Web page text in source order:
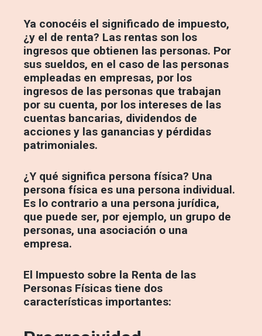
Ya conocéis el significado de impuesto,
¿y el de renta? Las rentas son los
ingresos que obtienen las personas. Por
sus sueldos, en el caso de las personas
empleadas en empresas, por los
ingresos de las personas que trabajan
por su cuenta, por los intereses de las
cuentas bancarias, dividendos de
acciones y las ganancias y pérdidas
patrimoniales.
¿Y qué significa persona física? Una
persona física es una persona individual.
Es lo contrario a una persona jurídica,
que puede ser, por ejemplo, un grupo de
personas, una asociación o una
empresa.
El Impuesto sobre la Renta de las
Personas Físicas tiene dos
características importantes: